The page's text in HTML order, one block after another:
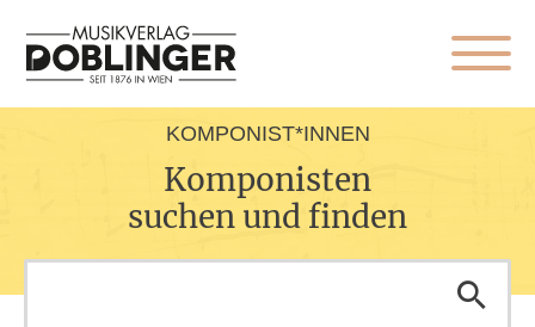
KOMPONIST*INNEN
Komponisten
suchen und finden